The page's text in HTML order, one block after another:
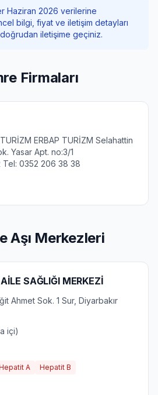
Haziran 2026 verilerine
bilgi, fiyat ve iletişim detayları
iletişime geçiniz.
Firmaları
ERBAP TURİZM Selahattin
Yasar Apt. no:3/1
Tel: 0352 206 38 38
Aşı Merkezleri
SAĞLIĞI MERKEZİ
Ahmet Sok. 1 Sur, Diyarbakır
içi)
A Hepatit B